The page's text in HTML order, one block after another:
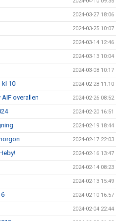
2024-03-27 18:06
2024-03-25 10:07
2024-03-14 12:46
2024-03-13 10:04
2024-03-08 10:17
kl 10 2024-02-28 11:10
overallen 2024-02-26 08:52
2024-02-20 16:51
2024-02-19 18:44
2024-02-17 22:03
2024-02-16 13:47
2024-02-14 08:23
2024-02-13 15:49
2024-02-10 16:57
2024-02-04 22:44